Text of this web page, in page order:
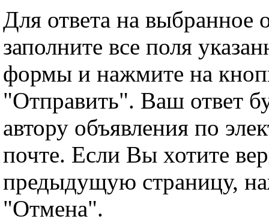
Для ответа на выбранное
заполните все поля
формы и нажмите на
"Отправить". Ваш ответ
автору объявления по
почте. Если Вы хотите
предыдущую страницу,
"Отмена".